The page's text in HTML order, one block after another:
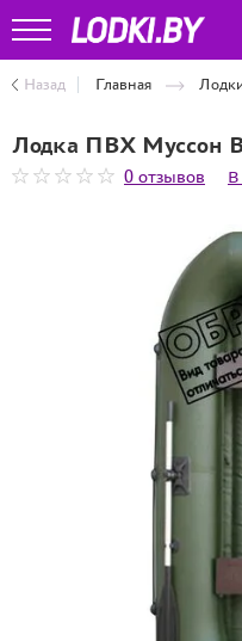
Назад Главная
Лодка ПВХ Муссон
0 отзывов В